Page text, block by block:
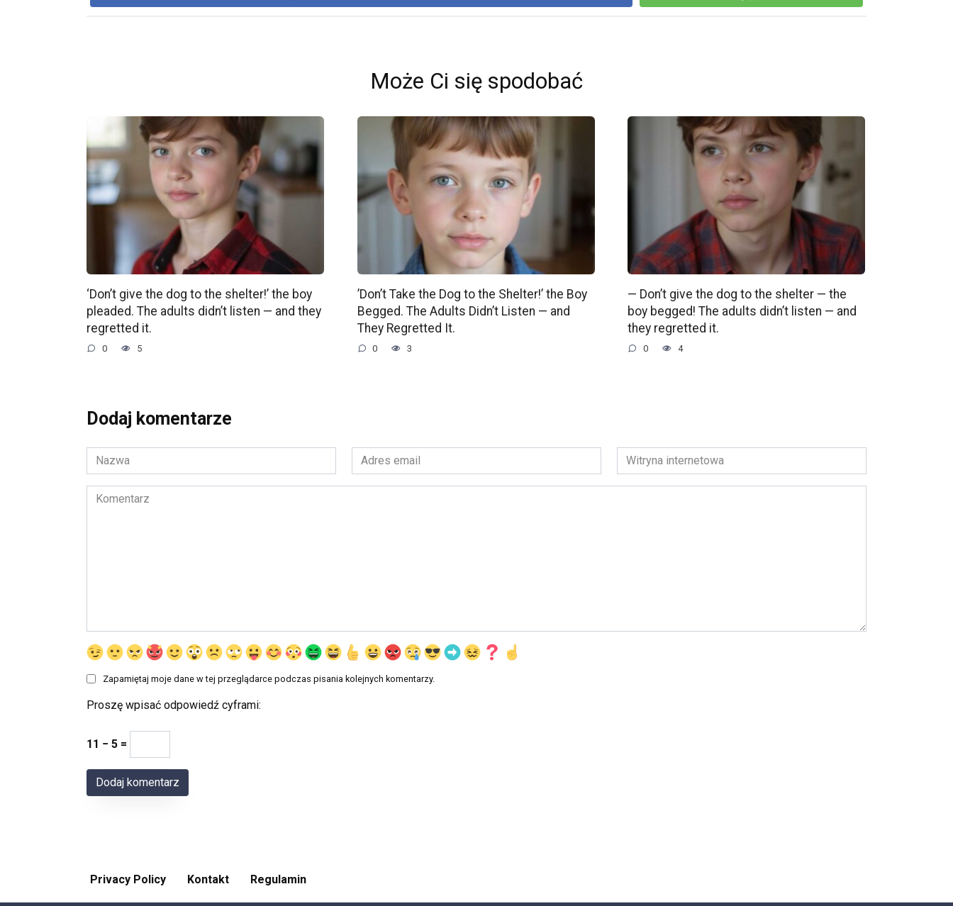
Może Ci się spodobać
‘Don’t give the dog to the shelter!’ the boy
pleaded. The adults didn’t listen — and they
regretted it.
0 5
’Don’t Take the Dog to the Shelter!’ the Boy
Begged. The Adults Didn’t Listen — and
They Regretted It.
0 3
— Don’t give the dog to the shelter — the
boy begged! The adults didn’t listen — and
they regretted it.
0 4
Dodaj komentarze
Nazwa
*
Adres
email
*
Witryna
internetowa
Komentarz
Zapamiętaj moje dane w tej przeglądarce podczas pisania kolejnych komentarzy.
Proszę wpisać odpowiedź cyframi:
11 − 5 =
Privacy Policy Kontakt Regulamin